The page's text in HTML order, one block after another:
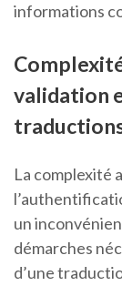
informations
validation
La complexité
un
démarches
d’une